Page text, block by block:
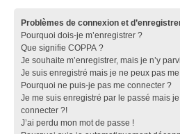
Problèmes de connexion et
Pourquoi dois-je m’enregistrer ?
Que signifie COPPA ?
Je souhaite m’enregistrer, mais je n’y
Je suis enregistré mais je ne peux pas
Pourquoi ne puis-je pas me connecter ?
Je me suis enregistré par le passé mais
connecter ?!
J’ai perdu mon mot de passe !